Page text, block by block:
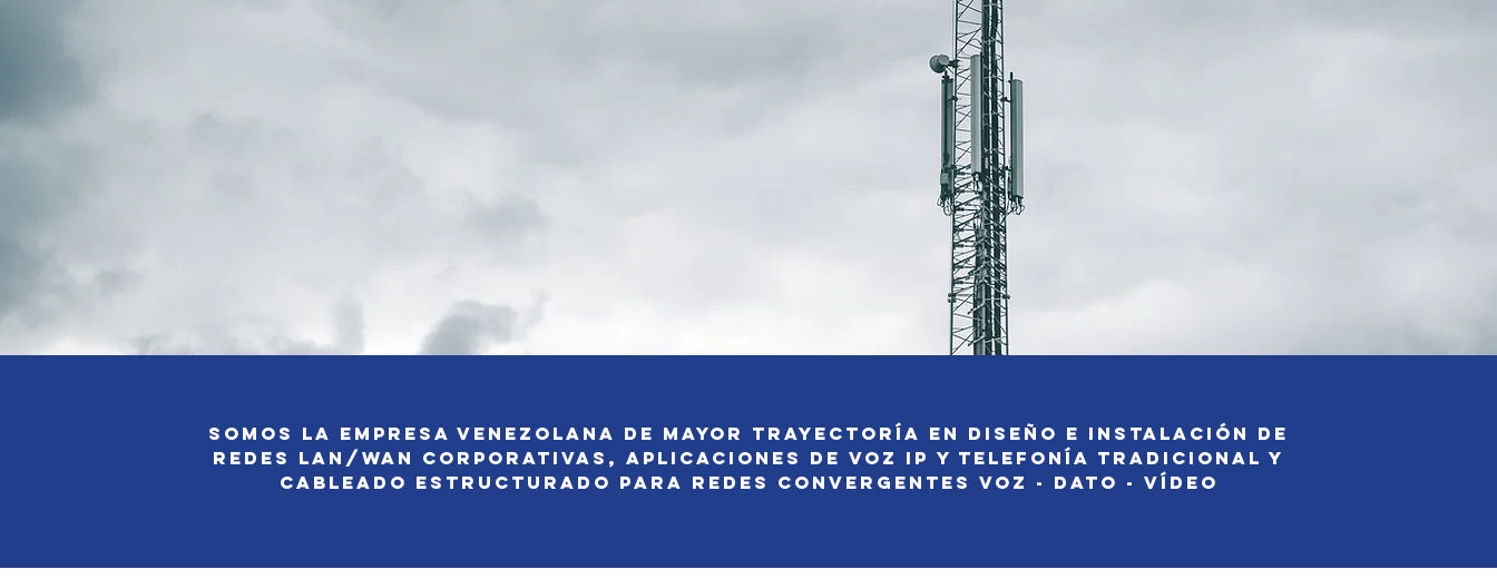
Somos la empresa venezolana de mayor trayectoría en Diseño e Instalación de
Redes Lan/Wan Corporativas, Aplicaciones de Voz IP y telefonía Tradicional y
cableado estructurado para redes convergentes voz - dato - vídeo